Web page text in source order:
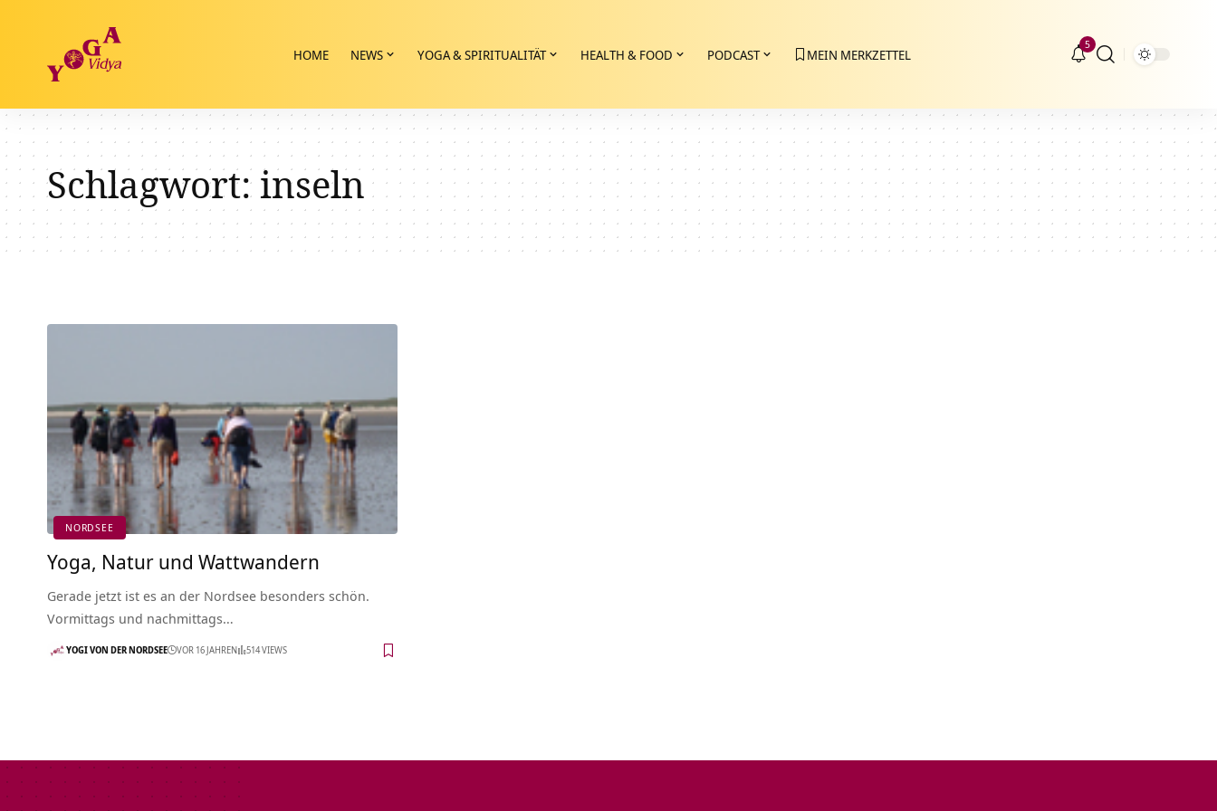
HOME NEWS YOGA & SPIRITUALITÄT HEALTH & FOOD PODCAST MEIN MERKZETTEL
5
Schlagwort:inseln
NORDSEE
Yoga, Natur und Wattwandern
Gerade jetzt ist es an der Nordsee besonders schön.
Vormittags und nachmittags…
YOGI VON DER NORDSEE VOR 16 JAHREN 514 VIEWS